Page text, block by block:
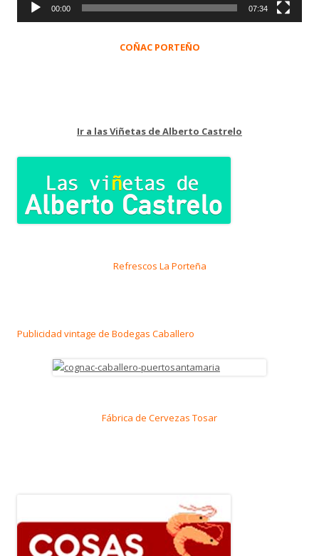
00:00 07:34
COÑAC PORTEÑO
Ir a las Viñetas de Alberto Castrelo
Refrescos La Porteña
Publicidad vintage de Bodegas Caballero
Fábrica de Cervezas Tosar